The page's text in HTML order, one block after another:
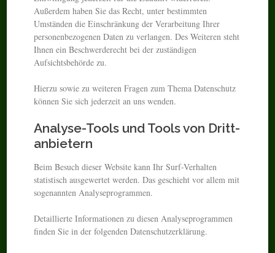
Außerdem haben Sie das Recht, unter bestimmten
Umständen die Einschränkung der Verarbeitung Ihrer
personenbezogenen Daten zu verlangen. Des Weiteren steht
Ihnen ein Beschwerderecht bei der zuständigen
Aufsichtsbehörde zu.
Hierzu sowie zu weiteren Fragen zum Thema Datenschutz
können Sie sich jederzeit an uns wenden.
Analyse-Tools und Tools von Dritt­
anbietern
Beim Besuch dieser Website kann Ihr Surf-Verhalten
statistisch ausgewertet werden. Das geschieht vor allem mit
sogenannten Analyseprogrammen.
Detaillierte Informationen zu diesen Analyseprogrammen
finden Sie in der folgenden Datenschutzerklärung.